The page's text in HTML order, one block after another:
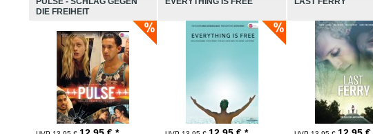
DIE FREIHEIT